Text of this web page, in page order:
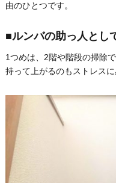
由のひとつです。
■ルンバの助っ人とし
1つめは、2階や階段の掃除
持って上がるのもストレスに